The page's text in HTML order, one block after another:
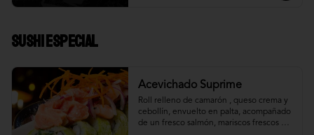
Sushi Especial
Acevichado Suprime
Roll relleno de camarón , queso crema y
cebollín, envuelto en palta, acompañado
de un fresco salmón, mariscos frescos en